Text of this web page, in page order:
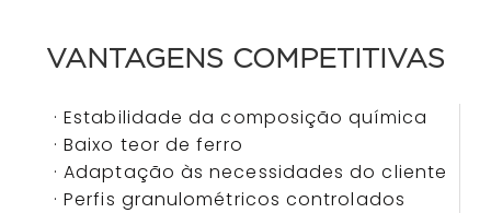
VANTAGENS COMPETITIVAS
· Estabilidade da composição química
· Baixo teor de ferro
· Adaptação às necessidades do cliente
· Perfis granulométricos controlados